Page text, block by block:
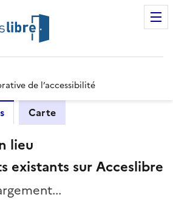
de l’accessibilité
Carte
lieu
existants sur Acceslibre